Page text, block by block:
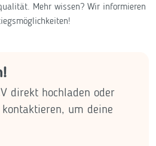
Mehr wissen? Wir informieren
direkt hochladen oder
um deine